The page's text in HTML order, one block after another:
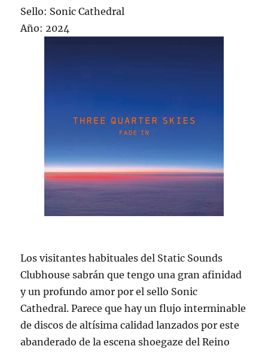
Sello: Sonic Cathedral
Año: 2024
Los visitantes habituales del Static Sounds
Clubhouse sabrán que tengo una gran afinidad
y un profundo amor por el sello Sonic
Cathedral. Parece que hay un flujo interminable
de discos de altísima calidad lanzados por este
abanderado de la escena shoegaze del Reino